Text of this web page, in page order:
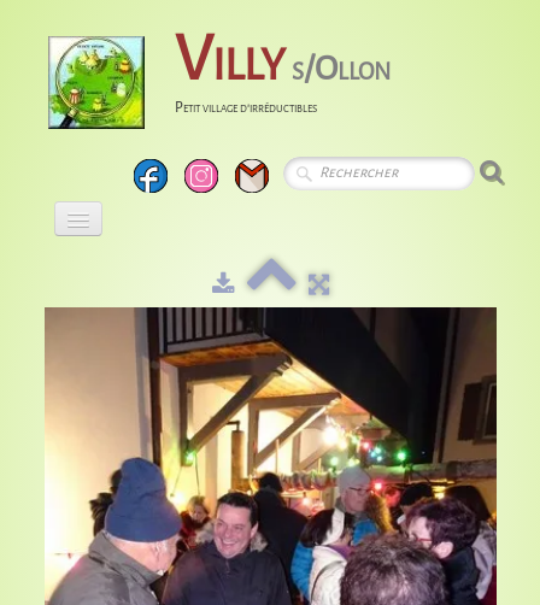
Villy s/Ollon
Petit village d'irréductibles
Entreprises
Histoire
Liens